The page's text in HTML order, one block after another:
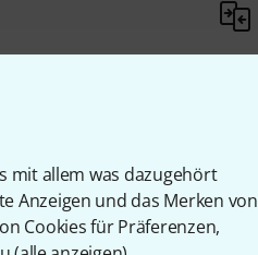
mit allem was dazugehört
Anzeigen und das Merken von
Cookies für Präferenzen,
saisonaler
Grillen,